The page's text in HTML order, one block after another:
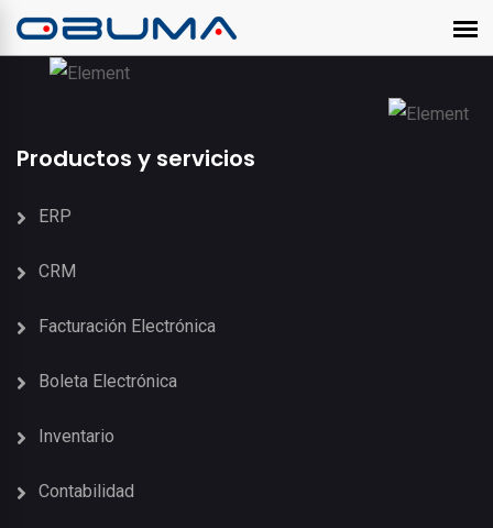
Productos y servicios
ERP
CRM
Facturación Electrónica
Boleta Electrónica
Inventario
Contabilidad